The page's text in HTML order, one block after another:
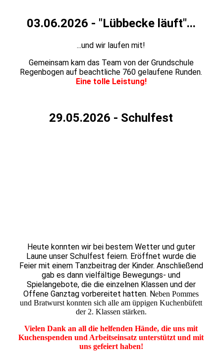
03.06.2026 - "Lübbecke läuft"...
...und wir laufen mit!
Gemeinsam kam das Team von der Grundschule
Regenbogen auf beachtliche 760 gelaufene Runden.
Eine tolle Leistung!
29.05.2026 - Schulfest
Heute konnten wir bei bestem Wetter und guter
Laune unser Schulfest feiern. Eröffnet wurde die
Feier mit einem Tanzbeitrag der Kinder. Anschließend
gab es dann vielfältige Bewegungs- und
Spielangebote, die die einzelnen Klassen und der
Offene Ganztag vorbereitet hatten. Neben Pommes
und Bratwurst konnten sich alle am üppigen Kuchenbüfett
der 2. Klassen stärken.
Vielen Dank an all die helfenden Hände, die uns mit
Kuchenspenden und Arbeitseinsatz unterstützt und mit
uns gefeiert haben!